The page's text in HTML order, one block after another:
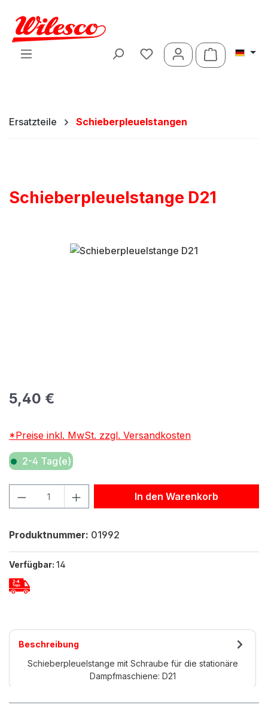
Zum Hauptinhalt springen
Ersatzteile Schieberpleuelstangen
Schieberpleuelstange D21
Bildergalerie überspringen
Regulärer Preis:
5,40 €
*Preise inkl. MwSt. zzgl. Versandkosten
2-4 Tag(e)
Produkt Anzahl: Gib den gewünschten Wert ein oder
In den Warenkorb
Produktnummer: 01992
Verfügbar: 14
Beschreibung
Schieberpleuelstange mit Schraube für die stationäre
Dampfmaschiene: D21